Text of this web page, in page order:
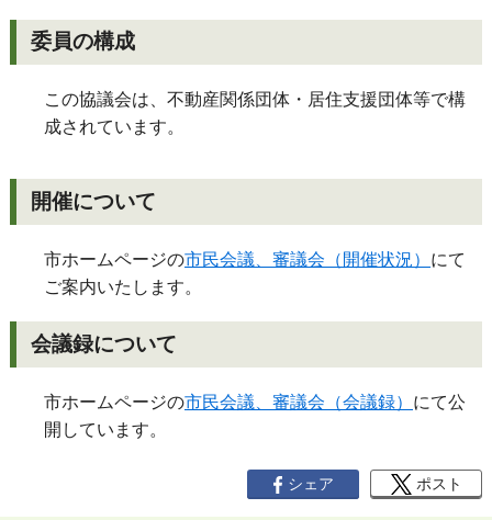
委員の構成
この協議会は、不動産関係団体・居住支援団体等で構
成されています。
開催について
市ホームページの市民会議、審議会（開催状況） にて
ご案内いたします。
会議録について
市ホームページの市民会議、審議会（会議録） にて公
開しています。
シェア ポスト